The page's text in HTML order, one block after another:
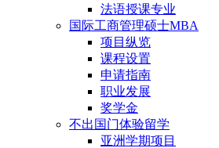
法语授课专业
国际工商管理硕士MBA
项目纵览
课程设置
申请指南
职业发展
奖学金
不出国门体验留学
亚洲学期项目